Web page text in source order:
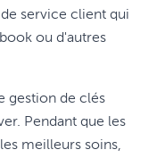
service client qui
ou d'autres
gestion de clés
Pendant que les
meilleurs soins,